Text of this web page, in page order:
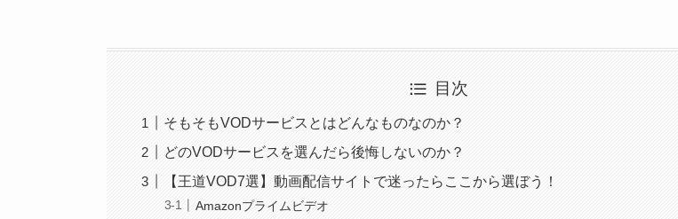
目次
そもそもVODサービスとはどんなものなのか？
どのVODサービスを選んだら後悔しないのか？
【王道VOD7選】動画配信サイトで迷ったらここから選ぼう！
Amazonプライムビデオ